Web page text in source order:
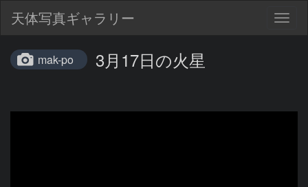
天体写真ギャラリー
mak-po 3月17日の火星